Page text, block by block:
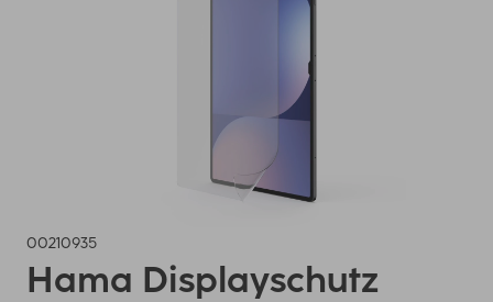
00210935
Hama Displayschutz